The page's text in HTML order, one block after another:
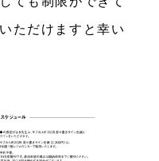
ただけますと幸い